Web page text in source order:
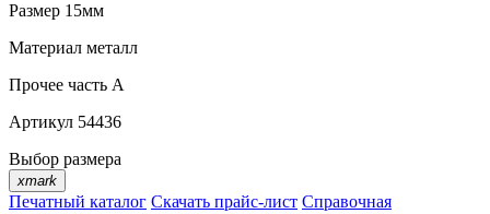
Размер 15мм
Материал металл
Прочее часть A
Артикул 54436
Выбор размера
xmark
Печатный каталог Скачать прайс-лист Справочная